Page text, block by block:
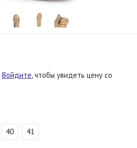
Войдите, чтобы увидеть цену со
40 41